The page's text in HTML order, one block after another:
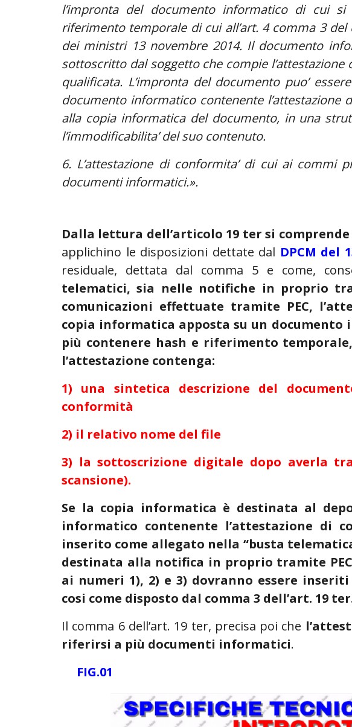
l’impronta del documento informatico di cui
riferimento temporale di cui all’art. 4 comma 3
dei ministri 13 novembre 2014. Il documento
sottoscritto dal soggetto che compie
qualificata. L’impronta del documento puo’
documento informatico contenente l’attestazione
alla copia informatica del documento, in una
l’immodificabilita’ del suo contenuto.
6. L’attestazione di conformita’ di cui ai commi
documenti informatici.».
Dalla lettura dell’articolo 19 ter si comprende
applichino le disposizioni dettate dal DPCM del
residuale, dettata dal comma 5 e come,
telematici, sia nelle notifiche in proprio
comunicazioni effettuate tramite PEC,
copia informatica apposta su un documento
più contenere hash e riferimento
l’attestazione contenga:
1) una sintetica descrizione del
conformità
2) il relativo nome del file
3) la sottoscrizione digitale dopo averla
scansione).
Se la copia informatica è destinata al
informatico contenente l’attestazione di
inserito come allegato nella “busta
destinata alla notifica in proprio tramite
ai numeri 1), 2) e 3) dovranno essere
cosi come disposto dal comma 3 dell’art. 19
Il comma 6 dell’art. 19 ter, precisa poi che
riferirsi a più documenti informatici.
FIG.01